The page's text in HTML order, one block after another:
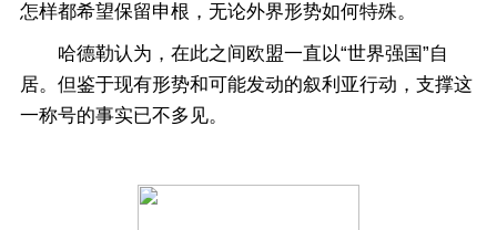
怎样都希望保留申根，无论外界形势如何特殊。
哈德勒认为，在此之间欧盟一直以“世界强国”自
居。但鉴于现有形势和可能发动的叙利亚行动，支撑这
一称号的事实已不多见。